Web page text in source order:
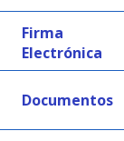
Firma
Electrónica
Documentos